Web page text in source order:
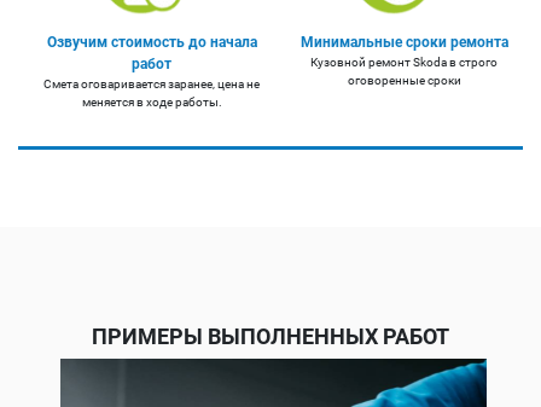
Озвучим стоимость до начала
работ
Смета оговаривается заранее, цена не
меняется в ходе работы.
Минимальные сроки ремонта
Кузовной ремонт Skoda в строго
оговоренные сроки
ПРИМЕРЫ ВЫПОЛНЕННЫХ РАБОТ